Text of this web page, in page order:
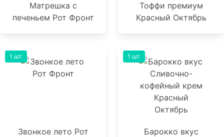
Матрешка с
печеньем Рот Фронт
Тоффи премиум
Красный Октябрь
Звонкое лето Рот
1 шт.
Барокко вкус
1 шт.